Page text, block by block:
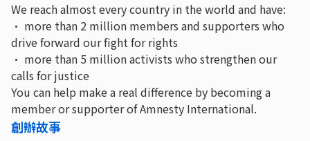
We reach almost every country in the world and have:
· more than 2 million members and supporters who
drive forward our fight for rights
· more than 5 million activists who strengthen our
calls for justice
You can help make a real difference by becoming a
member or supporter of Amnesty International.
創辦故事